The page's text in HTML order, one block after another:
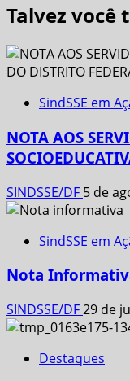
Talvez você
SindSSE em
NOTA AOS
SINDSSE/DF 5 de
SindSSE em
Nota
SINDSSE/DF29 de
Destaques